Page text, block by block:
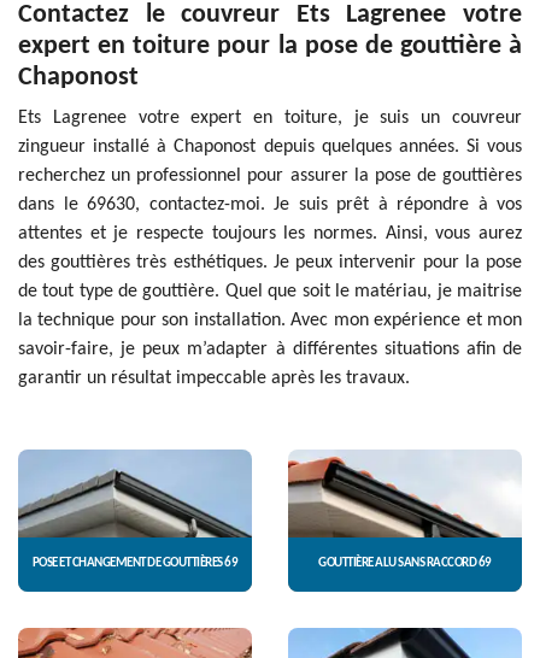
Contactez le couvreur Ets Lagrenee votre
expert en toiture pour la pose de gouttière à
Chaponost
Ets Lagrenee votre expert en toiture, je suis un couvreur
zingueur installé à Chaponost depuis quelques années. Si vous
recherchez un professionnel pour assurer la pose de gouttières
dans le 69630, contactez-moi. Je suis prêt à répondre à vos
attentes et je respecte toujours les normes. Ainsi, vous aurez
des gouttières très esthétiques. Je peux intervenir pour la pose
de tout type de gouttière. Quel que soit le matériau, je maitrise
la technique pour son installation. Avec mon expérience et mon
savoir-faire, je peux m’adapter à différentes situations afin de
garantir un résultat impeccable après les travaux.
POSE ET CHANGEMENT DE GOUTTIÈRES 69 GOUTTIÈRE ALU SANS RACCORD 69